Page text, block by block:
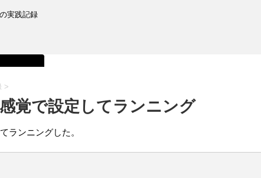
実践記録
>
覚で設定してランニング
ランニングした。